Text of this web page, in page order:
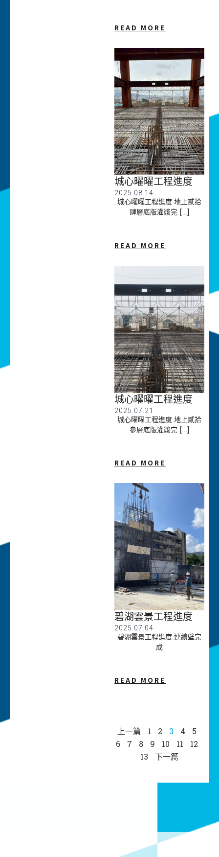
READ MORE
城心曜曜工程進度
2025.08.14
城心曜曜工程進度 地上貳拾
肆層底版灌漿完 […]
READ MORE
城心曜曜工程進度
2025.07.21
城心曜曜工程進度 地上貳拾
參層底版灌漿完 […]
READ MORE
碧湖雲景工程進度
2025.07.04
碧湖雲景工程進度 連續壁完
成
READ MORE
上一篇 1 2 3 4 5
6 7 8 9 10 11 12
13 下一篇